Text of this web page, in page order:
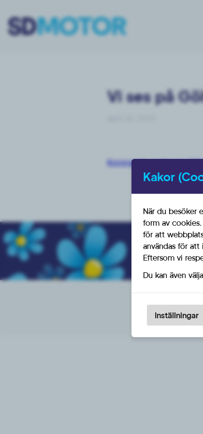
Vi ses på
Kommande marknad i
Kakor
När du besöker
form av
för att
användas för
Eftersom vi
Du kan även
Inställningar